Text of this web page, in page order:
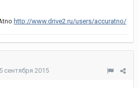
http://www.drive2.ru/users/accuratno/
сентября 2015